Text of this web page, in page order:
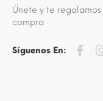
Únete y te
compra
Síguenos En: